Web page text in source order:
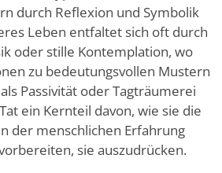
durch Reflexion und Symbolik
Leben entfaltet sich oft durch
oder stille Kontemplation, wo
zu bedeutungsvollen Mustern
Passivität oder Tagträumerei
ein Kernteil davon, wie sie die
der menschlichen Erfahrung
sie auszudrücken.